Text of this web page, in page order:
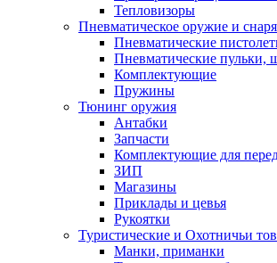
Тепловизоры
Пневматическое оружие и
Пневматические
Пневматические пульки,
Комплектующие
Пружины
Тюнинг оружия
Антабки
Запчасти
Комплектующие для
ЗИП
Магазины
Приклады и цевья
Рукоятки
Туристические и Охотничьи
Манки, приманки